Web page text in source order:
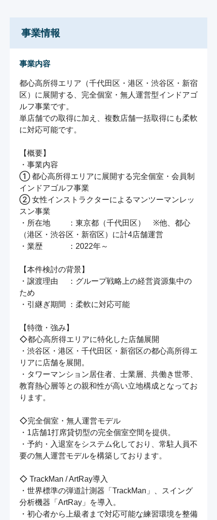
事業情報
事業内容
都心高所得エリア（千代田区・港区・渋谷区・新宿
区）に展開する、完全個室・無人運営型インドアゴ
ルフ事業です。
単店舗での取得に加え、複数店舗一括取得にも柔軟
に対応可能です。
【概要】
・事業内容
① 都心高所得エリアに展開する完全個室・会員制
インドアゴルフ事業
② 女性インストラクターによるマンツーマンレッ
スン事業
・所在地　　 ：東京都（千代田区）　※他、都心
（港区・渋谷区・新宿区）に計4店舗運営
・業歴　　　 ：2022年～
【本件検討の背景】
・譲渡理由　 ：グループ戦略上の経営資源集中の
ため
・引継ぎ期間 ：柔軟に対応可能
【特徴・強み】
◇都心高所得エリアに特化した店舗展開
・渋谷区・港区・千代田区・新宿区の都心高所得エ
リアに店舗を展開。
・タワーマンション居住者、士業層、共働き世帯、
教育熱心層等との親和性が高い立地構成となってお
ります。
◇完全個室・無人運営モデル
・1店舗1打席貸切型の完全個室空間を提供。
・予約・入退室をシステム化しており、常駐人員不
要の無人運営モデルを構築しております。
◇ TrackMan / ArtRay導入
・世界標準の弾道計測器「TrackMan」、スイング
分析機器「ArtRay」を導入。
・初心者から上級者まで対応可能な練習環境を整備